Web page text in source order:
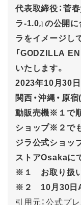
代表取締役：菅
ラ-1.0』の公開
ラをイメージし
「GODZILLA
いたします。
2023年10月30日
関西・沖縄・原
動販売機※１で
ショップ※２で
ジラ公式ショッ
ストアOsakaに
※１ お取り扱い
※２ 10月30日
引用元：公式プ